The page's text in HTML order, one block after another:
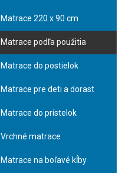
Matrace 220 x 90 cm
Matrace podľa použitia
Matrace do postielok
Matrace pre deti a dorast
Matrace do prístelok
Vrchné matrace
Matrace na boľavé kĺby